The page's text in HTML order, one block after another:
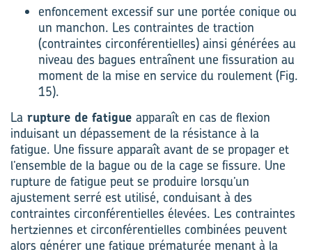
enfoncement excessif sur une portée conique ou
un manchon. Les contraintes de traction
(contraintes circonférentielles) ainsi générées au
niveau des bagues entraînent une fissuration au
moment de la mise en service du roulement (Fig.
15).
La rupture de fatigue apparaît en cas de flexion
induisant un dépassement de la résistance à la
fatigue. Une fissure apparaît avant de se propager et
l’ensemble de la bague ou de la cage se fissure. Une
rupture de fatigue peut se produire lorsqu’un
ajustement serré est utilisé, conduisant à des
contraintes circonférentielles élevées. Les contraintes
hertziennes et circonférentielles combinées peuvent
alors générer une fatigue prématurée menant à la